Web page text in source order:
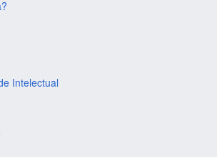
Intelectual